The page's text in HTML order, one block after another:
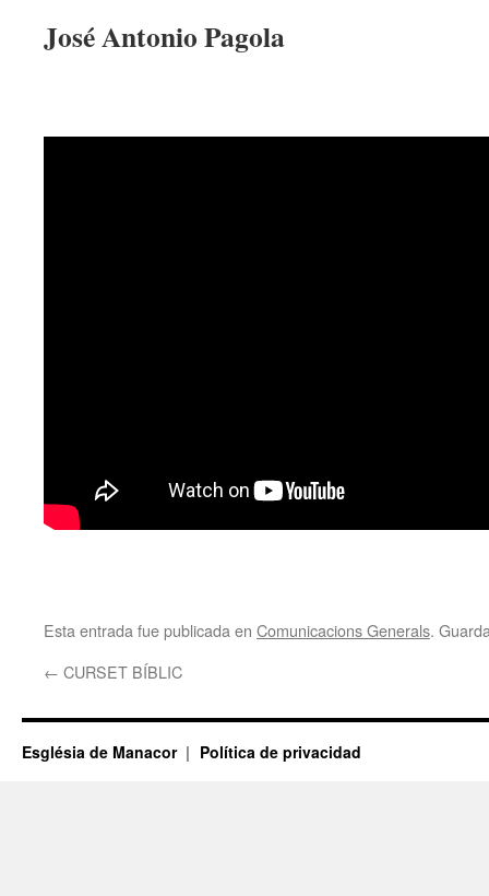
José Antonio Pagola
Esta entrada fue publicada en Comunicacions Generals.
← CURSET BÍBLIC
Església de Manacor Política de privacidad